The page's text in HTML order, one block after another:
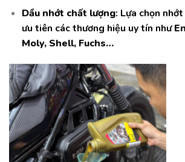
Dầu nhớt chất lượng: Lựa chọn
ưu tiên các thương hiệu uy tín như
Moly, Shell, Fuchs…